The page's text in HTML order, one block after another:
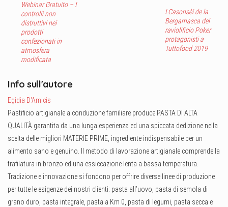
Webinar Gratuito – I
controlli non
distruttivi nei
prodotti
confezionati in
atmosfera
modificata
I Casonsèi de la
Bergamasca del
raviolificio Poker
protagonisti a
Tuttofood 2019
Info sull'autore
Egidia D'Amicis
Pastificio artigianale a conduzione familiare produce PASTA DI ALTA
QUALITÀ garantita da una lunga esperienza ed una spiccata dedizione nella
scelta delle migliori MATERIE PRIME, ingrediente indispensabile per un
alimento sano e genuino. Il metodo di lavorazione artigianale comprende la
trafilatura in bronzo ed una essiccazione lenta a bassa temperatura.
Tradizione e innovazione si fondono per offrire diverse linee di produzione
per tutte le esigenze dei nostri clienti: pasta all’uovo, pasta di semola di
grano duro, pasta integrale, pasta a Km 0, pasta di legumi, pasta secca e